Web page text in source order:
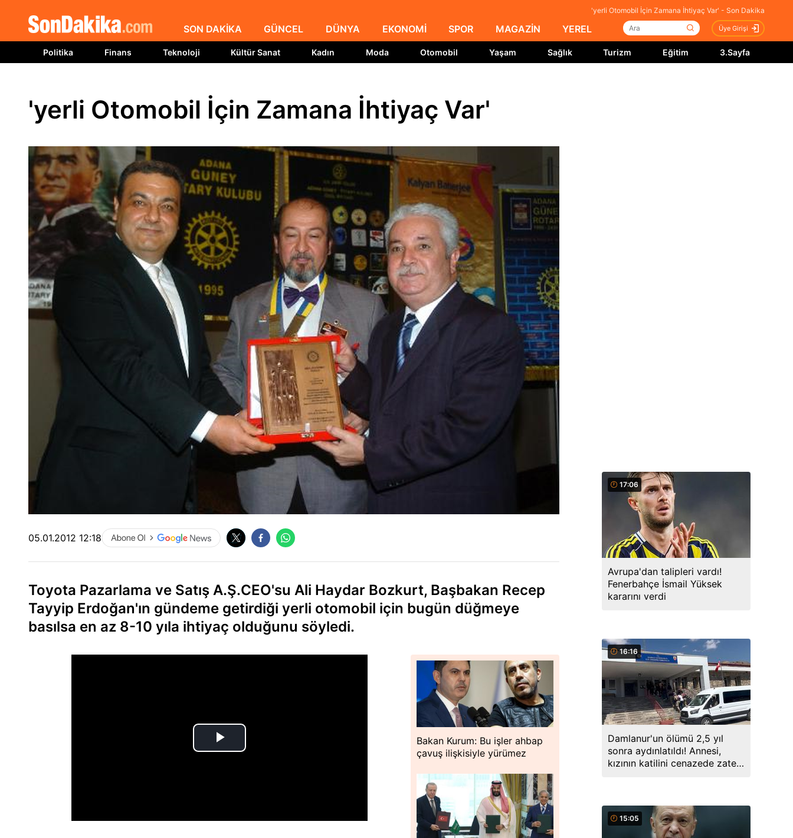
'yerli Otomobil İçin Zamana İhtiyaç Var' - Son Dakika
SON DAKİKA GÜNCEL DÜNYA EKONOMİ SPOR MAGAZİN YEREL Üye Girişi
Politika Finans Teknoloji Kültür Sanat Kadın Moda Otomobil Yaşam Sağlık Turizm Eğitim 3.Sayfa
'yerli Otomobil İçin Zamana İhtiyaç Var'
05.01.2012 12:18
Toyota Pazarlama ve Satış A.Ş.CEO'su Ali Haydar Bozkurt, Başbakan Recep
Tayyip Erdoğan'ın gündeme getirdiği yerli otomobil için bugün düğmeye
basılsa en az 8-10 yıla ihtiyaç olduğunu söyledi.
Bakan Kurum: Bu işler ahbap
çavuş ilişkisiyle yürümez
17:06
Avrupa'dan talipleri vardı!
Fenerbahçe İsmail Yüksek
kararını verdi
16:16
Damlanur'un ölümü 2,5 yıl
sonra aydınlatıldı! Annesi,
kızının katilini cenazede zaten
15:05